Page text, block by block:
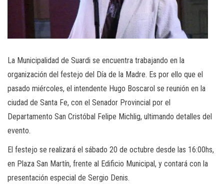
La Municipalidad de Suardi se encuentra trabajando en la
organización del festejo del Día de la Madre. Es por ello que el
pasado miércoles, el intendente Hugo Boscarol se reunión en la
ciudad de Santa Fe, con el Senador Provincial por el
Departamento San Cristóbal Felipe Michlig, ultimando detalles del
evento.
El festejo se realizará el sábado 20 de octubre desde las 16:00hs,
en Plaza San Martín, frente al Edificio Municipal, y contará con la
presentación especial de Sergio Denis.